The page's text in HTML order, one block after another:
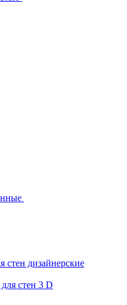
стен дизайнерские
стен 3 D